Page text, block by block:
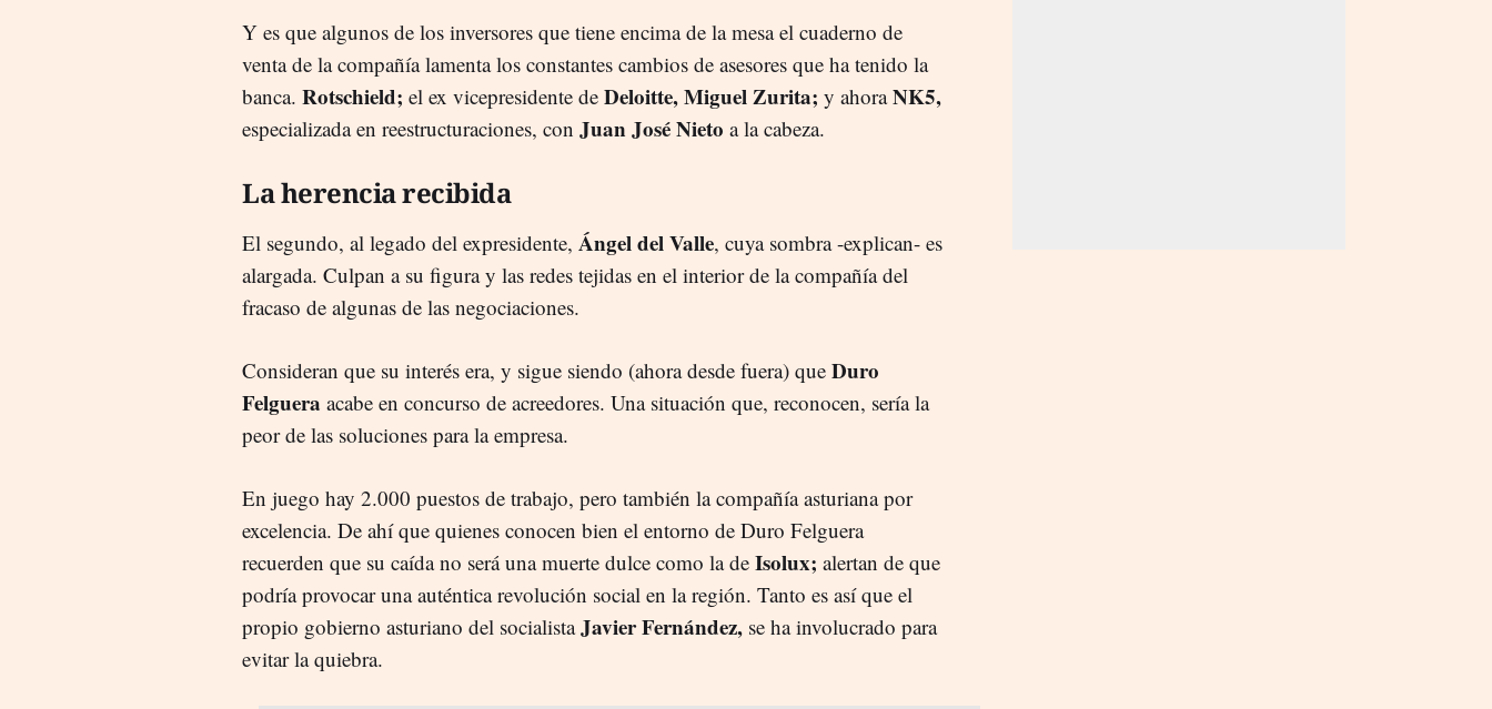
Y es que algunos de los inversores que tiene encima de la mesa el cuaderno de
venta de la compañía lamenta los constantes cambios de asesores que ha tenido la
banca. Rotschield; el ex vicepresidente de Deloitte, Miguel Zurita; y ahoraNK5,
especializada en reestructuraciones, con Juan José Nieto a la cabeza.
La herencia recibida
El segundo, al legado del expresidente, Ángel del Valle, cuya sombra -explican- es
alargada. Culpan a su figura y las redes tejidas en el interior de la compañía del
fracaso de algunas de las negociaciones.
Consideran que su interés era, y sigue siendo (ahora desde fuera) que Duro
Felguera acabe en concurso de acreedores. Una situación que, reconocen, sería la
peor de las soluciones para la empresa.
En juego hay 2.000 puestos de trabajo, pero también la compañía asturiana por
excelencia. De ahí que quienes conocen bien el entorno de Duro Felguera
recuerden que su caída no será una muerte dulce como la de Isolux; alertan de que
podría provocar una auténtica revolución social en la región. Tanto es así que el
propio gobierno asturiano del socialistaJavier Fernández, se ha involucrado para
evitar la quiebra.